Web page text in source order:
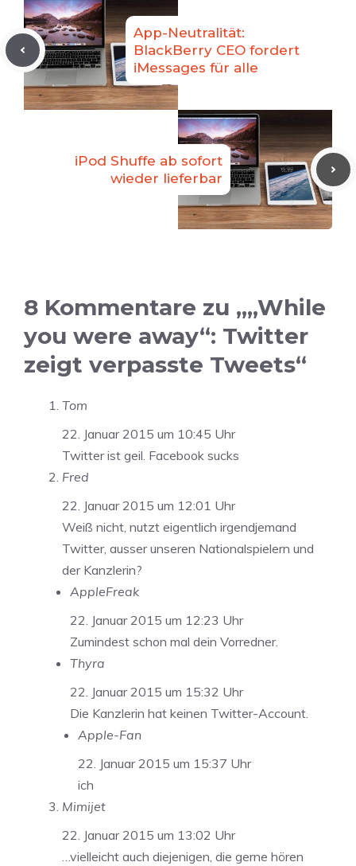
App-Neutralität:
BlackBerry CEO fordert
iMessages für alle
iPod Shuffe ab sofort
wieder lieferbar
8 Kommentare zu „„While
you were away“: Twitter
zeigt verpasste Tweets“
Tom
22. Januar 2015 um 10:45 Uhr
Twitter ist geil. Facebook sucks
Fred
22. Januar 2015 um 12:01 Uhr
Weiß nicht, nutzt eigentlich irgendjemand
Twitter, ausser unseren Nationalspielern und
der Kanzlerin?
AppleFreak
22. Januar 2015 um 12:23 Uhr
Zumindest schon mal dein Vorredner.
Thyra
22. Januar 2015 um 15:32 Uhr
Die Kanzlerin hat keinen Twitter-Account.
Apple-Fan
22. Januar 2015 um 15:37 Uhr
ich
Mimijet
22. Januar 2015 um 13:02 Uhr
…vielleicht auch diejenigen, die gerne hören